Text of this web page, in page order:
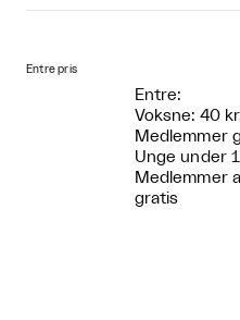
Entre pris
Entre:
Voksne: 40
Medlemmer
Unge under
Medlemmer
gratis